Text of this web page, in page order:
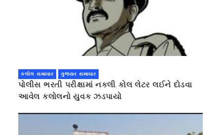
કલોલ સમાચાર ગુજરાત સમાચાર
પોલીસ ભરતી પરીક્ષામાં નકલી કોલ લેટર લઈને દોડવા
આવેલ કલોલનો યુવક ઝડપાયો